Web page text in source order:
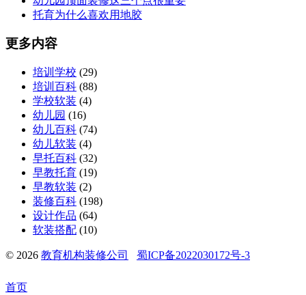
托育为什么喜欢用地胶
更多内容
培训学校 (29)
培训百科 (88)
学校软装 (4)
幼儿园 (16)
幼儿百科 (74)
幼儿软装 (4)
早托百科 (32)
早教托育 (19)
早教软装 (2)
装修百科 (198)
设计作品 (64)
软装搭配 (10)
© 2026 教育机构装修公司 蜀ICP备2022030172号-3
首页